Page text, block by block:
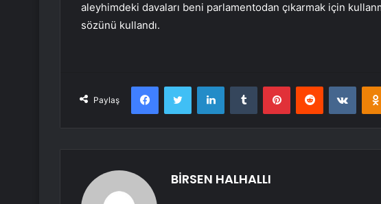
aleyhimdeki davaları beni parlamentodan çıkarmak için
sözünü kullandı.
Paylaş
FacebookTwitter LinkedInTumblr PinterestReddit
BİRSEN HALHALLI